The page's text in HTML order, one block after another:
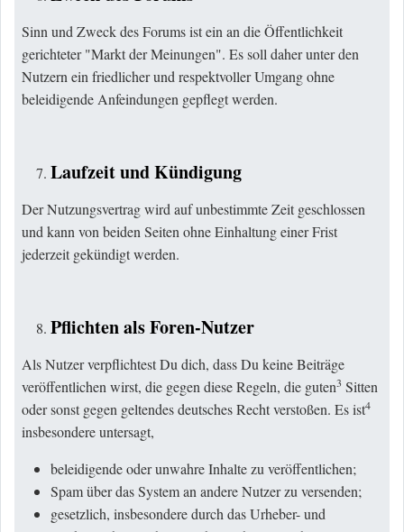
Sinn und Zweck des Forums ist ein an die Öffentlichkeit
gerichteter "Markt der Meinungen". Es soll daher unter den
Nutzern ein friedlicher und respektvoller Umgang ohne
beleidigende Anfeindungen gepflegt werden.
Laufzeit und Kündigung
Der Nutzungsvertrag wird auf unbestimmte Zeit geschlossen
und kann von beiden Seiten ohne Einhaltung einer Frist
jederzeit gekündigt werden.
Pflichten als Foren-Nutzer
Als Nutzer verpflichtest Du dich, dass Du keine Beiträge
veröffentlichen wirst, die gegen diese Regeln, die guten3 Sitten
oder sonst gegen geltendes deutsches Recht verstoßen. Es ist4
insbesondere untersagt,
beleidigende oder unwahre Inhalte zu veröffentlichen;
Spam über das System an andere Nutzer zu versenden;
gesetzlich, insbesondere durch das Urheber- und